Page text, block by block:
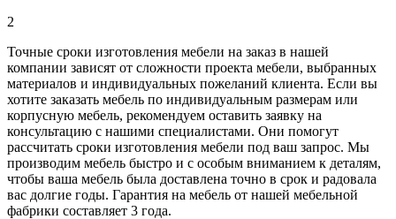
2
Точные сроки изготовления мебели на заказ в нашей
компании зависят от сложности проекта мебели, выбранных
материалов и индивидуальных пожеланий клиента. Если вы
хотите заказать мебель по индивидуальным размерам или
корпусную мебель, рекомендуем оставить заявку на
консультацию с нашими специалистами. Они помогут
рассчитать сроки изготовления мебели под ваш запрос. Мы
производим мебель быстро и с особым вниманием к деталям,
чтобы ваша мебель была доставлена точно в срок и радовала
вас долгие годы. Гарантия на мебель от нашей мебельной
фабрики составляет 3 года.